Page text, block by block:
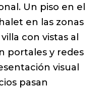
Un piso en el
en las zonas
con vistas al
portales y redes
visual
pasan